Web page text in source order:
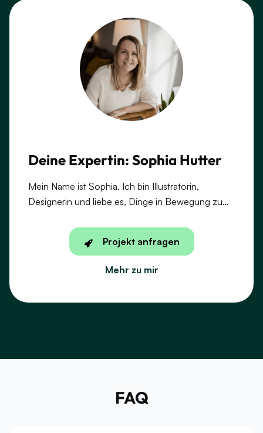
Deine Expertin: Sophia Hutter
Mein Name ist Sophia. Ich bin Illustratorin,
Designerin und liebe es, Dinge in Bewegung zu
Kommunikationsdesign habe ich mich auf
Animation spezialisiert – mit Fokus auf Erklärfilme,
Projekt anfragen
Mehr zu mir
FAQ